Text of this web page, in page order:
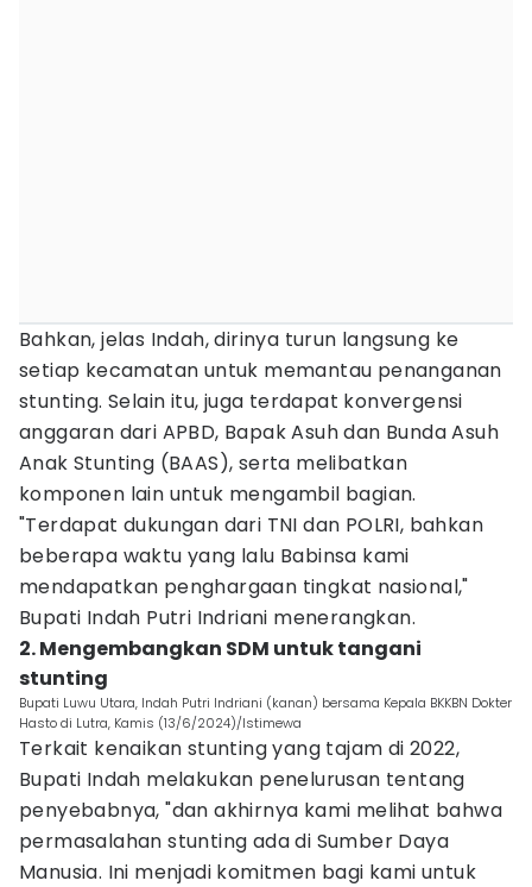
Bahkan, jelas Indah, dirinya turun langsung ke
setiap kecamatan untuk memantau penanganan
stunting. Selain itu, juga terdapat konvergensi
anggaran dari APBD, Bapak Asuh dan Bunda Asuh
Anak Stunting (BAAS), serta melibatkan
komponen lain untuk mengambil bagian.
"Terdapat dukungan dari TNI dan POLRI, bahkan
beberapa waktu yang lalu Babinsa kami
mendapatkan penghargaan tingkat nasional,"
Bupati Indah Putri Indriani menerangkan.
2. Mengembangkan SDM untuk tangani
stunting
Bupati Luwu Utara, Indah Putri Indriani (kanan) bersama Kepala BKKBN Dokter
Hasto di Lutra, Kamis (13/6/2024)/Istimewa
Terkait kenaikan stunting yang tajam di 2022,
Bupati Indah melakukan penelurusan tentang
penyebabnya, "dan akhirnya kami melihat bahwa
permasalahan stunting ada di Sumber Daya
Manusia. Ini menjadi komitmen bagi kami untuk